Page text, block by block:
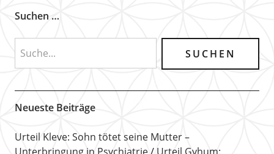
Suchen …
Neueste Beiträge
Urteil Kleve: Sohn tötet seine Mutter –